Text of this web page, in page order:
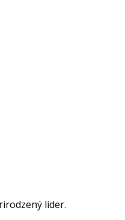
líder.